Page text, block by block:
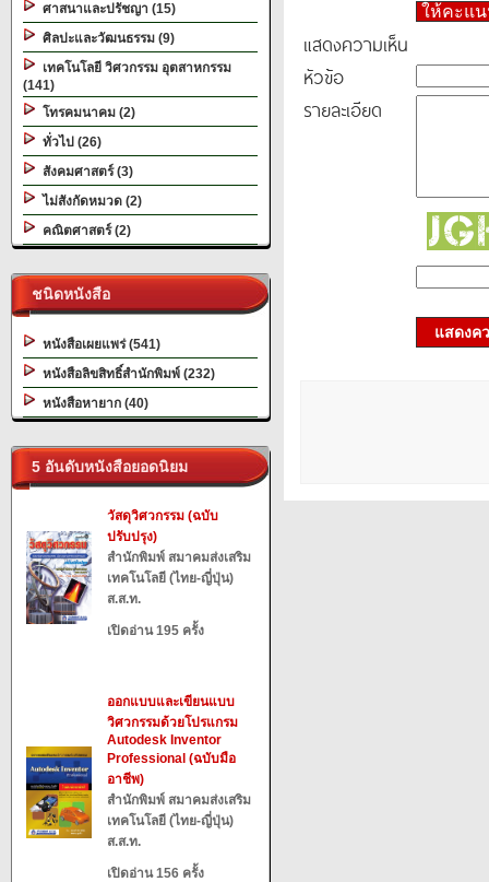
ศาสนาและปรัชญา (15)
ศิลปะและวัฒนธรรม (9)
เทคโนโลยี วิศวกรรม อุตสาหกรรม
(141)
โทรคมนาคม (2)
ทั่วไป (26)
สังคมศาสตร์ (3)
ไม่สังกัดหมวด (2)
คณิตศาสตร์ (2)
ชนิดหนังสือ
หนังสือเผยแพร่ (541)
หนังสือลิขสิทธิ์สำนักพิมพ์ (232)
หนังสือหายาก (40)
5 อันดับหนังสือยอดนิยม
วัสดุวิศวกรรม (ฉบับ
ปรับปรุง)
สำนักพิมพ์ สมาคมส่งเสริม
เทคโนโลยี (ไทย-ญี่ปุ่น)
ส.ส.ท.
เปิดอ่าน 195 ครั้ง
ออกแบบและเขียนแบบ
วิศวกรรมด้วยโปรแกรม
Autodesk Inventor
Professional (ฉบับมือ
อาชีพ)
สำนักพิมพ์ สมาคมส่งเสริม
เทคโนโลยี (ไทย-ญี่ปุ่น)
ส.ส.ท.
เปิดอ่าน 156 ครั้ง
ให้คะแ
แสดงความเห็น
หัวข้อ
รายละเอียด
แสดงค